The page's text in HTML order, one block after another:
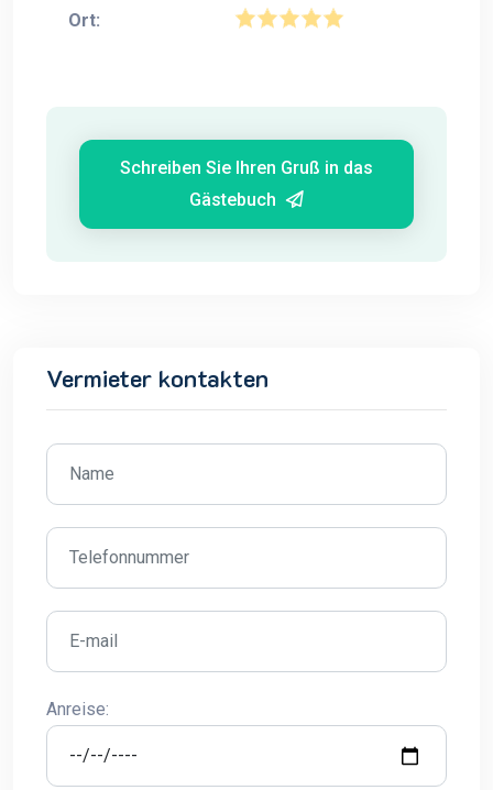
Ort:
Schreiben Sie Ihren Gruß in das
Gästebuch
Vermieter kontakten
Anreise: